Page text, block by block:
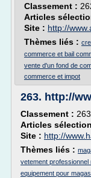
Classement :
Articles
Site : http://
Thèmes liés :
commerce et bail
vente d'un fond de
commerce et impot
263. http://
Classement :
Articles
Site : http://
Thèmes liés :
vetement professionnel
equipement pour